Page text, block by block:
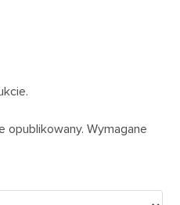
opublikowany. Wymagane